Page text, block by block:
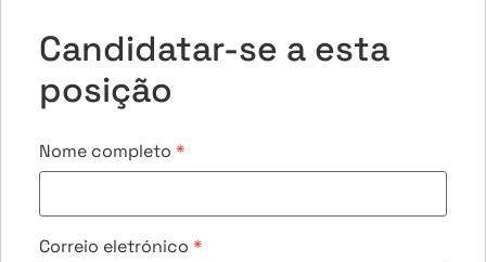
Candidatar-se a esta
posição
Nome completo *
Correio eletrónico *